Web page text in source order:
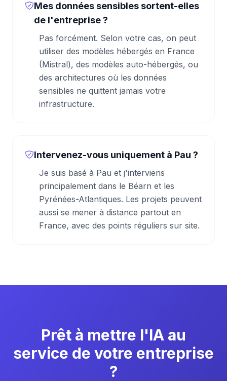
Mes données sensibles sortent-elles
de l'entreprise ?
Pas forcément. Selon votre cas, on peut
utiliser des modèles hébergés en France
(Mistral), des modèles auto-hébergés, ou
des architectures où les données
sensibles ne quittent jamais votre
infrastructure.
Intervenez-vous uniquement à Pau ?
Je suis basé à Pau et j'interviens
principalement dans le Béarn et les
Pyrénées-Atlantiques. Les projets peuvent
aussi se mener à distance partout en
France, avec des points réguliers sur site.
Prêt à mettre l'IA au
service de votre entreprise
?